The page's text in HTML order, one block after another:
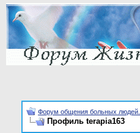
Форум общения больных
Профиль terapia163